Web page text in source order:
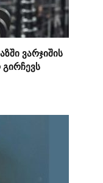
ვარჯიშის
გირჩევს